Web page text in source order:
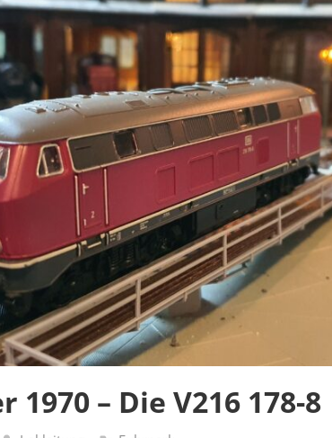
1970 – Die V216 178-8